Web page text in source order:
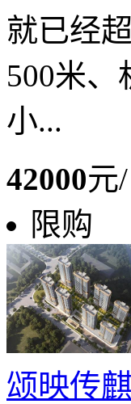
就已经
500米
小...
42000元
限购
颂映传